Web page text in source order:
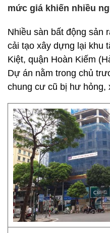
mức giá khiến nhiều
Nhiều sàn bất động sản
cải tạo xây dựng lại khu
Kiệt, quận Hoàn Kiếm
Dự án nằm trong chủ
chung cư cũ bị hư hỏng,